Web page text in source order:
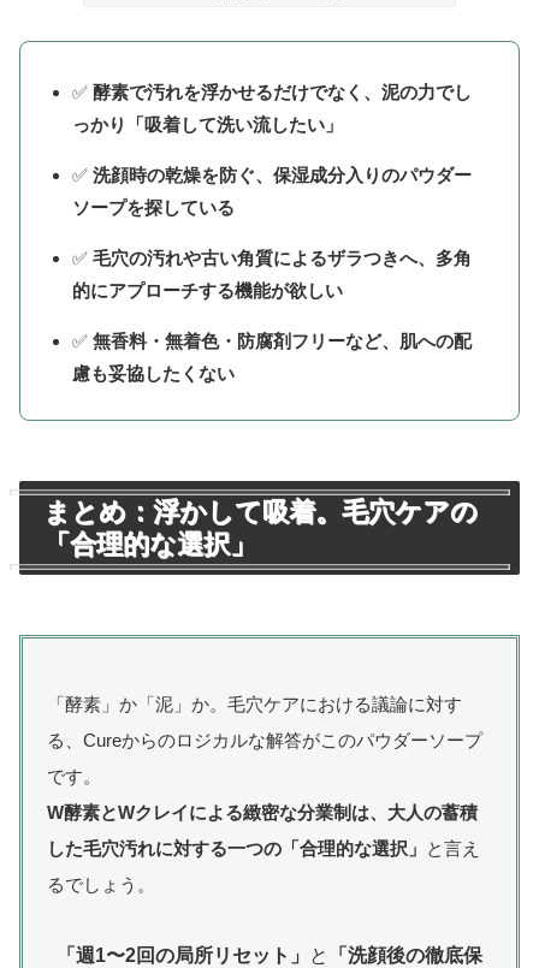
✅ 酵素で汚れを浮かせるだけでなく、泥の力でし
っかり「吸着して洗い流したい」
✅ 洗顔時の乾燥を防ぐ、保湿成分入りのパウダー
ソープを探している
✅ 毛穴の汚れや古い角質によるザラつきへ、多角
的にアプローチする機能が欲しい
✅ 無香料・無着色・防腐剤フリーなど、肌への配
慮も妥協したくない
まとめ：浮かして吸着。毛穴ケアの
「合理的な選択」
「酵素」か「泥」か。毛穴ケアにおける議論に対す
る、Cureからのロジカルな解答がこのパウダーソープ
です。
W酵素とWクレイによる緻密な分業制は、大人の蓄積
した毛穴汚れに対する一つの「合理的な選択」 と言え
るでしょう。
「週1〜2回の局所リセット」 と 「洗顔後の徹底保